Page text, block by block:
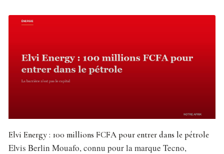
Elvi Energy : 100 millions FCFA pour entrer dans le pétrole
Elvis Berlin Mouafo, connu pour la marque Tecno,